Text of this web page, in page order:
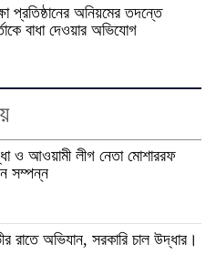
প্রতিষ্ঠানের অনিয়মের তদন্তে
বাধা দেওয়ার অভিযোগ
ও আওয়ামী লীগ নেতা মোশাররফ
সম্পন্ন
রাতে অভিযান, সরকারি চাল উদ্ধার।